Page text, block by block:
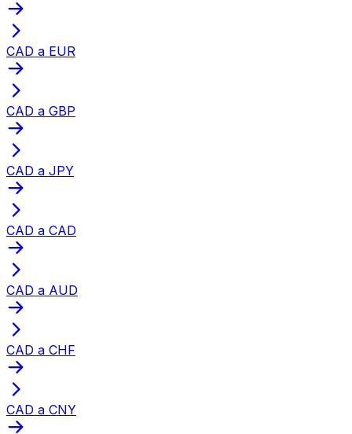
CAD a EUR
CAD a GBP
CAD a JPY
CAD a CAD
CAD a AUD
CAD a CHF
CAD a CNY